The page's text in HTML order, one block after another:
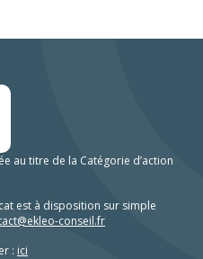
au titre de la Catégorie d’action
est à disposition sur simple
conseil.fr
: ici